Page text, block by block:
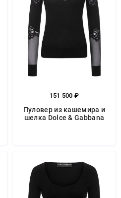
151 500 ₽
Пуловер из кашемира и
шелка Dolce & Gabbana